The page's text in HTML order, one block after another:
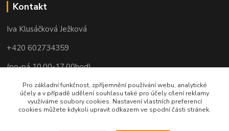
Kontakt
Iva Klusáčková Ježková
+420 602734359
(po-pá 10.00-17.00hod)
iva@ivadekor.cz
Pro základní funkčnost, zpříjemnění používání webu, analytické
účely a v případě udělení souhlasu také pro účely cílení reklamy
využíváme soubory cookies. Nastavení vlastních preferencí
cookies můžete kdykoli upravit odkazem ve spodní části stránek.